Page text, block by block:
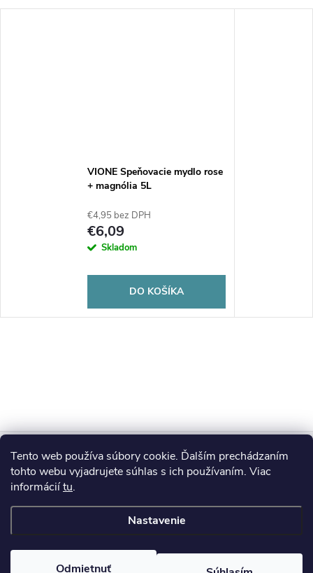
Tento web používa súbory cookie. Ďalším prechádzaním
tohto webu vyjadrujete súhlas s ich používaním. Viac
informáciítu.
Nastavenie
Odmietnuť
VIONE Speňovacie mydlo rose
+ magnólia 5L
€4,95 bez DPH
€6,09
Skladom
DO KOŠÍKA
Z
á
p
ä
Blog
Informácie pre vás
. Všetky práva vyhradené.